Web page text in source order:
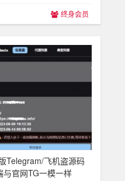
终身会员
Telegram/飞机盗源码
官网TG一模一样